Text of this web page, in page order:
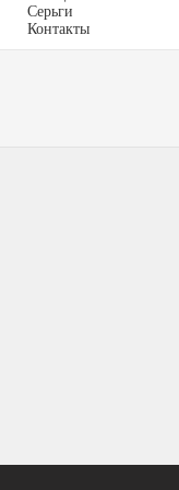
Серьги
Контакты